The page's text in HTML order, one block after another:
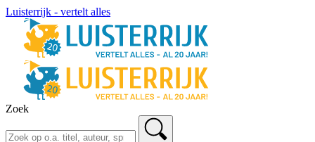
Luisterrijk - vertelt alles
Zoek